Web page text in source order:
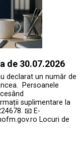
de 30.07.2026
declarat un număr de
Persoanele
suplimentare la
📧 E-
Locuri de